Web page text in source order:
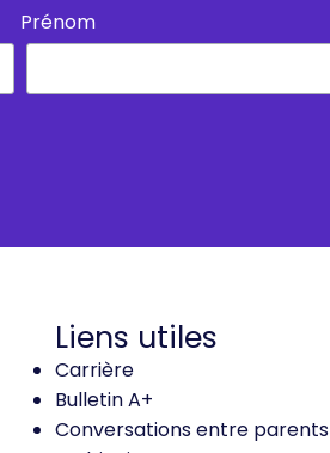
Prénom
Liens utiles
Carrière
Bulletin A+
Conversations entre parents